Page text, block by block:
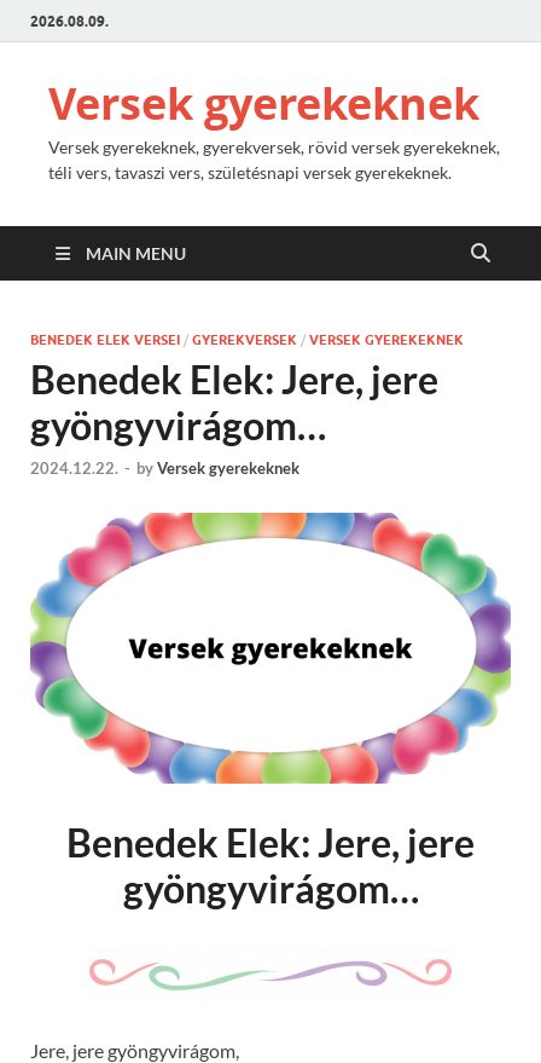
2026.08.09.
Versek gyerekeknek
Versek gyerekeknek, gyerekversek, rövid versek gyerekeknek,
téli vers, tavaszi vers, születésnapi versek gyerekeknek.
MAIN MENU
BENEDEK ELEK VERSEI / GYEREKVERSEK / VERSEK GYEREKEKNEK
Benedek Elek: Jere, jere
gyöngyvirágom…
2024.12.22. - byVersek gyerekeknek
Benedek Elek: Jere, jere
gyöngyvirágom…
Jere, jere gyöngyvirágom,